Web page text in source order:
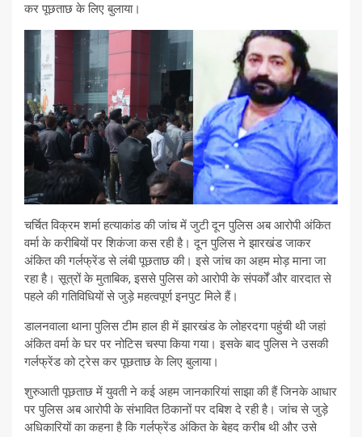
कर पूछताछ के लिए बुलाया।
चर्चित विक्रम शर्मा हत्याकांड की जांच में जुटी दून पुलिस अब आरोपी अंकित
वर्मा के करीबियों पर शिकंजा कस रही है। दून पुलिस ने झारखंड जाकर
अंकित की गर्लफ्रेंड से लंबी पूछताछ की। इसे जांच का अहम मोड़ माना जा
रहा है। सूत्रों के मुताबिक, इससे पुलिस को आरोपी के संपर्कों और वारदात से
पहले की गतिविधियों से जुड़े महत्वपूर्ण इनपुट मिले हैं।
डालनवाला थाना पुलिस टीम हाल ही में झारखंड के लोहरदगा पहुंची थी जहां
अंकित वर्मा के घर पर नोटिस चस्पा किया गया। इसके बाद पुलिस ने उसकी
गर्लफ्रेंड को ट्रेस कर पूछताछ के लिए बुलाया।
शुरुआती पूछताछ में युवती ने कई अहम जानकारियां साझा की हैं जिनके आधार
पर पुलिस अब आरोपी के संभावित ठिकानों पर दबिश दे रही है। जांच से जुड़े
अधिकारियों का कहना है कि गर्लफ्रेंड अंकित के बेहद करीब थी और उसे